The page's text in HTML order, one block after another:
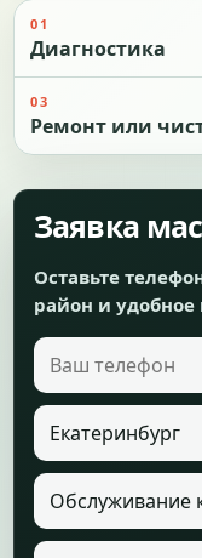
01
Диагностика
03
Ремонт или
Заявка
Оставьте
район и
Ваш телефон
Город
Услуга